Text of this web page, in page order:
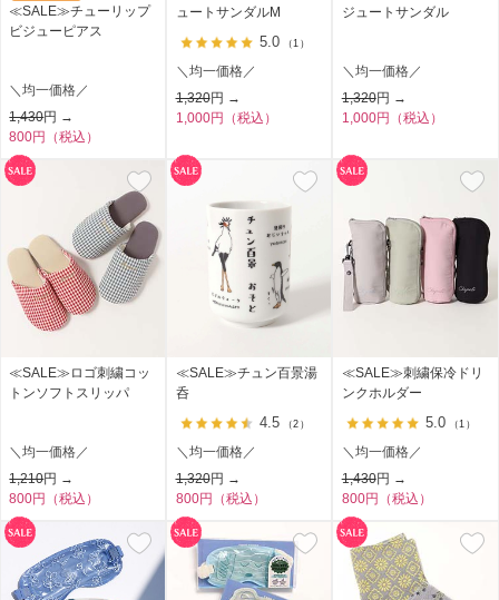
≪SALE≫チューリップ
ビジューピアス
＼均一価格／
1,430円 →
800円（税込）
ュートサンダルM
5.0 （1）
＼均一価格／
1,320円 →
1,000円（税込）
ジュートサンダル
＼均一価格／
1,320円 →
1,000円（税込）
≪SALE≫ロゴ刺繍コッ
トンソフトスリッパ
＼均一価格／
1,210円 →
800円（税込）
≪SALE≫チュン百景湯
呑
4.5 （2）
＼均一価格／
1,320円 →
800円（税込）
≪SALE≫刺繍保冷ドリ
ンクホルダー
5.0 （1）
＼均一価格／
1,430円 →
800円（税込）